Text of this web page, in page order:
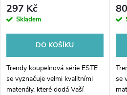
297 Kč
Skladem
DO KOŠÍKU
Trendy koupelnová série ESTE
se vyznačuje velmi kvalitními
materiály, které dodá Vaší
se